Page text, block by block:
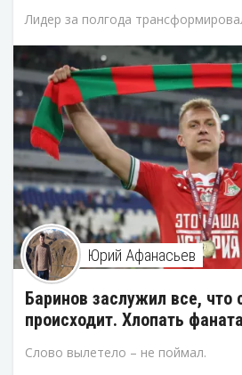
Лидер за полгода
Юрий Афанасьев
Баринов заслужил все, что
происходит. Хлопать
Слово вылетело – не поймал.